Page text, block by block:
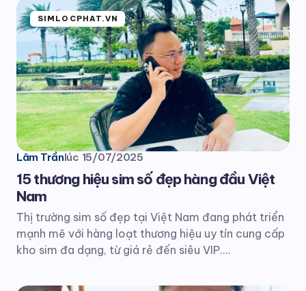
SIMLOCPHAT.VN
Lâm Trầnlúc 15/07/2025
15 thương hiệu sim số đẹp hàng đầu Việt
Nam
Thị trường sim số đẹp tại Việt Nam đang phát triển
mạnh mẽ với hàng loạt thương hiệu uy tín cung cấp
kho sim đa dạng, từ giá rẻ đến siêu VIP.…